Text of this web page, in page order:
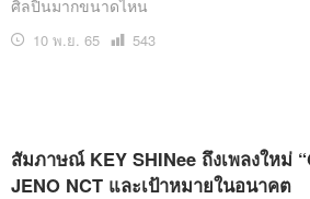
ศิลปินมากขนาดไหน
10 พ.ย. 65
เปิด
543
สัมภาษณ์ KEY SHINee ถึงเพลงใหม่
JENO NCT และเป้าหมายในอนาคต